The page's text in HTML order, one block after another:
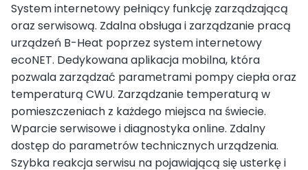
System internetowy pełniący funkcję zarządzającą
oraz serwisową. Zdalna obsługa i zarządzanie pracą
urządzeń B-Heat poprzez system internetowy
ecoNET. Dedykowana aplikacja mobilna, która
pozwala zarządzać parametrami pompy ciepła oraz
temperaturą CWU. Zarządzanie temperaturą w
pomieszczeniach z każdego miejsca na świecie.
Wparcie serwisowe i diagnostyka online. Zdalny
dostęp do parametrów technicznych urządzenia.
Szybka reakcja serwisu na pojawiającą się usterkę i